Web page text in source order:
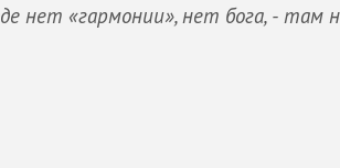
нет «гармонии», нет бога, - там